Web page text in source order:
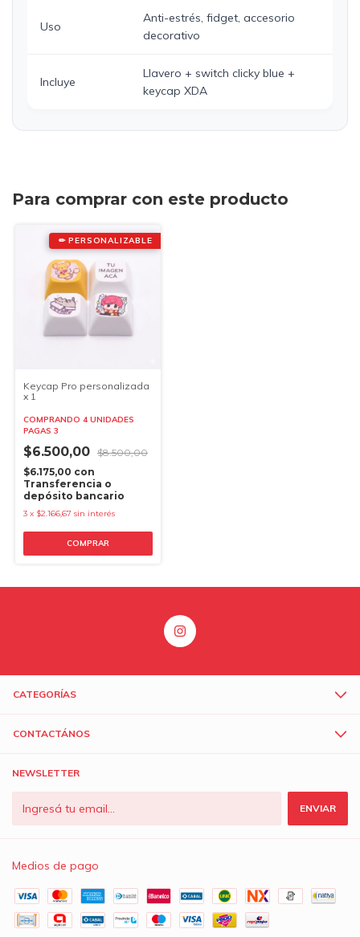
Uso
Anti-estrés, fidget, accesorio
decorativo
Incluye
Llavero + switch clicky blue +
keycap XDA
Para comprar con este producto
✏ PERSONALIZABLE
Keycap Pro personalizada
x 1
COMPRANDO 4 UNIDADES
PAGAS 3
$6.500,00 $8.500,00
$6.175,00 con
Transferencia o
depósito bancario
3 x $2.166,67 sin interés
COMPRAR
CATEGORÍAS
CONTACTÁNOS
NEWSLETTER
Medios de pago